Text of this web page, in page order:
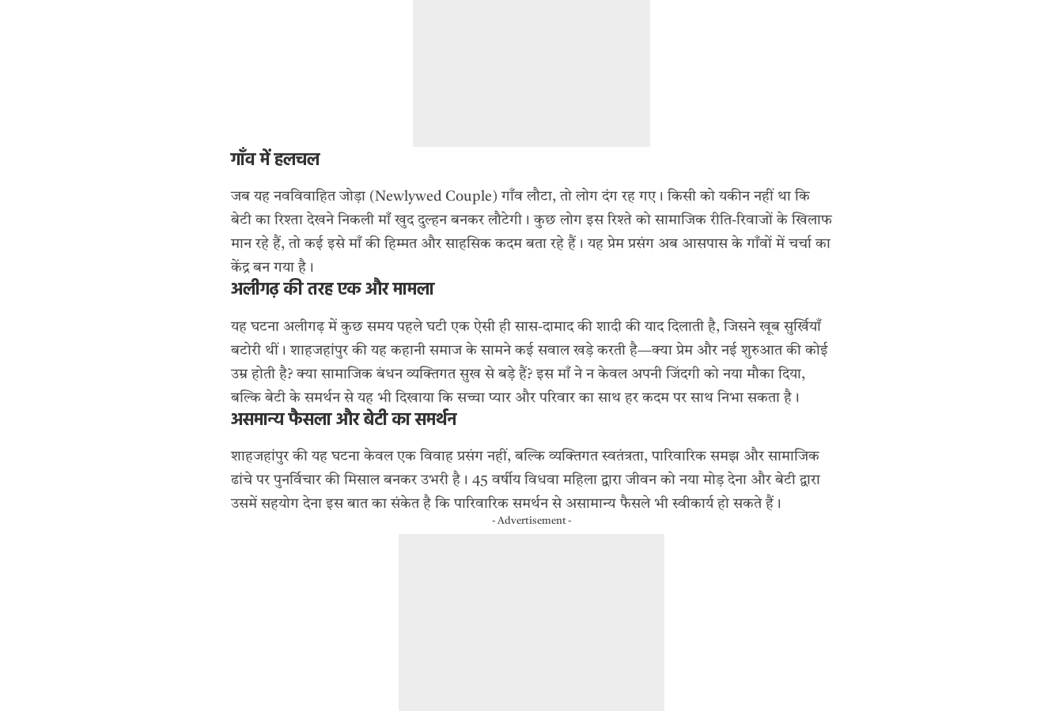
गाँव में हलचल
जब यह नवविवाहित जोड़ा (Newlywed Couple) गाँव लौटा, तो लोग दंग रह गए। किसी को यकीन नहीं था कि
बेटी का रिश्ता देखने निकली माँ खुद दुल्हन बनकर लौटेगी। कुछ लोग इस रिश्ते को सामाजिक रीति-रिवाजों के खिलाफ
मान रहे हैं, तो कई इसे माँ की हिम्मत और साहसिक कदम बता रहे हैं। यह प्रेम प्रसंग अब आसपास के गाँवों में चर्चा का
केंद्र बन गया है।
अलीगढ़ की तरह एक और मामला
यह घटना अलीगढ़ में कुछ समय पहले घटी एक ऐसी हीसास-दामाद की शादी की याद दिलाती है, जिसने खूब सुर्खियाँ
बटोरी थीं। शाहजहांपुर की यह कहानी समाज के सामने कई सवाल खड़े करती है—क्या प्रेम और नई शुरुआत की कोई
उम्र होती है? क्या सामाजिक बंधन व्यक्तिगत सुख से बड़े हैं? इस माँ ने न केवल अपनी जिंदगी को नया मौका दिया,
बल्कि बेटी के समर्थन से यह भी दिखाया कि सच्चा प्यार और परिवार का साथ हर कदम पर साथ निभा सकता है।
असमान्य फैसला और बेटी का समर्थन
शाहजहांपुर की यह घटना केवल एक विवाह प्रसंग नहीं, बल्कि व्यक्तिगत स्वतंत्रता, पारिवारिक समझ और सामाजिक
ढांचे पर पुनर्विचार की मिसाल बनकर उभरी है। 45 वर्षीय विधवा महिला द्वारा जीवन को नया मोड़ देना और बेटी द्वारा
उसमें सहयोग देना इस बात का संकेत है कि पारिवारिक समर्थन से असामान्य फैसले भी स्वीकार्य हो सकते हैं।
- Advertisement -